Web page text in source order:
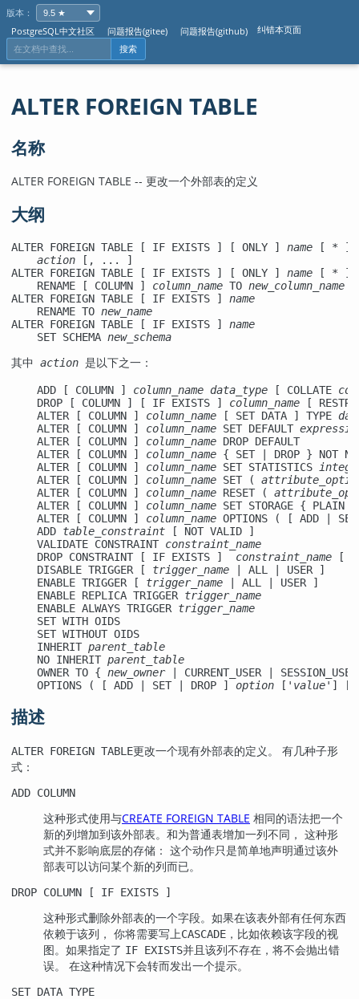
版本：
PostgreSQL中文社区
问题报告(gitee) 问题报告(github) 纠错本页面
搜索
ALTER FOREIGN TABLE
名称
ALTER FOREIGN TABLE -- 更改一个外部表的定义
大纲
ALTER FOREIGN TABLE [ IF EXISTS ] [ ONLY ] name [ * ]
action [, ... ]
ALTER FOREIGN TABLE [ IF EXISTS ] [ ONLY ] name [ * ]
    RENAME [ COLUMN ]
column_name TO new_column_name
ALTER FOREIGN TABLE [ IF EXISTS ] name
    RENAME TO
new_name
ALTER FOREIGN TABLE [ IF EXISTS ] name
    SET SCHEMA
new_schema
其中 action 是以下之一：
    ADD [ COLUMN ]
column_name data_type [ COLLATE
    DROP [ COLUMN ] [ IF EXISTS ]
column_name [
    ALTER [ COLUMN ]
column_name [ SET DATA ] TYPE
    ALTER [ COLUMN ]
column_name SET DEFAULT
    ALTER [ COLUMN ]
column_name DROP DEFAULT
    ALTER [ COLUMN ]
column_name { SET | DROP } NOT
    ALTER [ COLUMN ]
column_name SET STATISTICS
    ALTER [ COLUMN ]
column_name SET (
    ALTER [ COLUMN ]
column_name RESET (
    ALTER [ COLUMN ]
column_name SET STORAGE { PLAIN
    ALTER [ COLUMN ]
column_name OPTIONS ( [ ADD |
    ADD
table_constraint [ NOT VALID ]
    VALIDATE CONSTRAINT
constraint_name
    DROP CONSTRAINT [ IF EXISTS ]
constraint_name [
    DISABLE TRIGGER [
trigger_name | ALL | USER ]
    ENABLE TRIGGER [
trigger_name | ALL | USER ]
    ENABLE REPLICA TRIGGER
trigger_name
    ENABLE ALWAYS TRIGGER
trigger_name
    SET WITH OIDS
    SET WITHOUT OIDS
    INHERIT
parent_table
    NO INHERIT
parent_table
    OWNER TO {
new_owner | CURRENT_USER |
    OPTIONS ( [ ADD | SET | DROP ]
option [' value']
描述
ALTER FOREIGN TABLE更改一个现有外部表的定义。 有几种子形
式：
ADD COLUMN
这种形式使用与CREATE FOREIGN TABLE 相同的语法把一个
新的列增加到该外部表。和为普通表增加一列不同， 这种形
式并不影响底层的存储： 这个动作只是简单地声明通过该外
部表可以访问某个新的列而已。
DROP COLUMN [ IF EXISTS ]
这种形式删除外部表的一个字段。如果在该表外部有任何东西
依赖于该列， 你将需要写上CASCADE ，比如依赖该字段的视
图。如果指定了 IF EXISTS并且该列不存在，将不会抛出错
误。 在这种情况下会转而发出一个提示。
SET DATA TYPE